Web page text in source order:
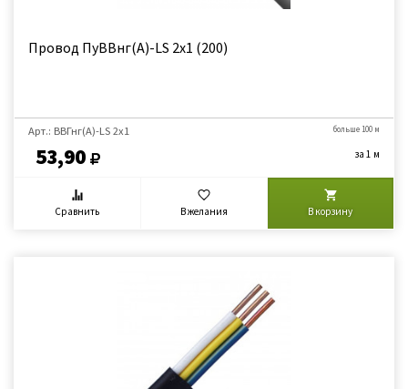
Провод ПуВВнг(А)-LS 2х1 (200)
Арт.: ВВГнг(А)-LS 2х1
53,90
больше 100 м
за 1 м
Сравнить В желания В корзину